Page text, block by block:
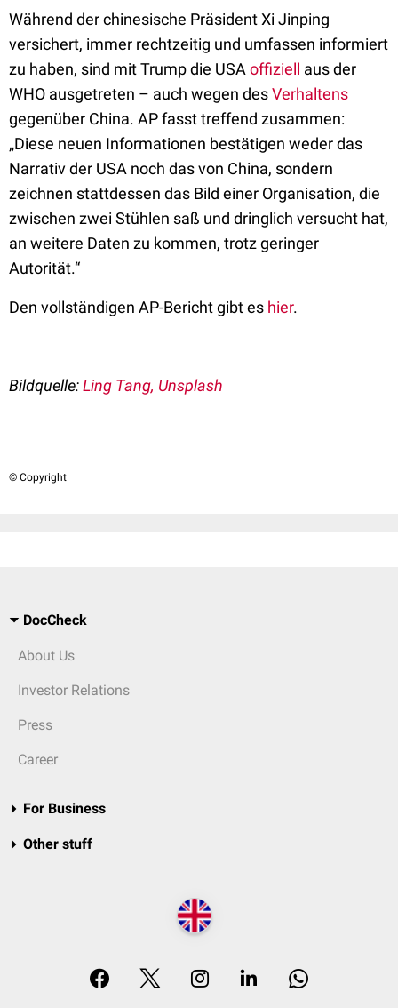
Während der chinesische Präsident Xi Jinping
versichert, immer rechtzeitig und umfassen informiert
zu haben, sind mit Trump die USA offiziell aus der
WHO ausgetreten – auch wegen desVerhaltens
gegenüber China. AP fasst treffend zusammen:
„Diese neuen Informationen bestätigen weder das
Narrativ der USA noch das von China, sondern
zeichnen stattdessen das Bild einer Organisation, die
zwischen zwei Stühlen saß und dringlich versucht hat,
an weitere Daten zu kommen, trotz geringer
Autorität.“
Den vollständigen AP-Bericht gibt es hier.
Bildquelle:Ling Tang, Unsplash
© Copyright
DocCheck
About Us
Investor Relations
Press
Career
For Business
Other stuff